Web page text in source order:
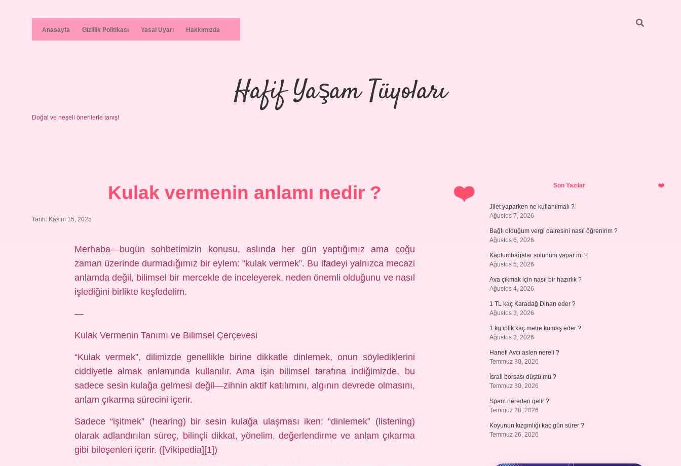
Anasayfa Gizlilik Politikası Yasal Uyarı Hakkımızda
Hafif Yaşam Tüyoları
Doğal ve neşeli önerilerle tanış!
Kulak vermenin anlamı nedir ?
Tarih: Kasım 15, 2025
Merhaba—bugün sohbetimizin konusu, aslında her gün yaptığımız ama çoğu
zaman üzerinde durmadığımız bir eylem: “kulak vermek”. Bu ifadeyi yalnızca mecazi
anlamda değil, bilimsel bir mercekle de inceleyerek, neden önemli olduğunu ve nasıl
işlediğini birlikte keşfedelim.
—
Kulak Vermenin Tanımı ve Bilimsel Çerçevesi
“Kulak vermek”, dilimizde genellikle birine dikkatle dinlemek, onun söylediklerini
ciddiyetle almak anlamında kullanılır. Ama işin bilimsel tarafına indiğimizde, bu
sadece sesin kulağa gelmesi değil—zihnin aktif katılımını, algının devrede olmasını,
anlam çıkarma sürecini içerir.
Sadece “işitmek” (hearing) bir sesin kulağa ulaşması iken; “dinlemek” (listening)
olarak adlandırılan süreç, bilinçli dikkat, yönelim, değerlendirme ve anlam çıkarma
gibi bileşenleri içerir. ([Vikipedia][1])
SidebarSon Yazılar
Jilet yaparken ne kullanılmalı ?
Ağustos 7, 2026
Bağlı olduğum vergi dairesini nasıl öğrenirim ?
Ağustos 6, 2026
Kaplumbağalar solunum yapar mı ?
Ağustos 5, 2026
Ava çıkmak için nasıl bir hazırlık ?
Ağustos 4, 2026
1 TL kaç Karadağ Dinarı eder ?
Ağustos 3, 2026
1 kg iplik kaç metre kumaş eder ?
Ağustos 3, 2026
Hanefi Avcı aslen nereli ?
Temmuz 30, 2026
İsrail borsası düştü mü ?
Temmuz 30, 2026
Spam nereden gelir ?
Temmuz 28, 2026
Koyunun kızgınlığı kaç gün sürer ?
Temmuz 26, 2026